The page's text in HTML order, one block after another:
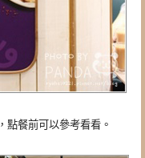
餐前可以參考看看。